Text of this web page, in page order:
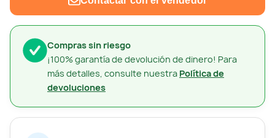
Compras sin riesgo
¡100% garantía de devolución de dinero! Para
más detalles, consulte nuestra Política de
devoluciones